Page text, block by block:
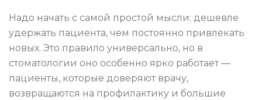
Надо начать с самой простой мысли: дешевле
удержать пациента, чем постоянно привлекать
новых. Это правило универсально, но в
стоматологии оно особенно ярко работает —
пациенты, которые доверяют врачу,
возвращаются на профилактику и большие